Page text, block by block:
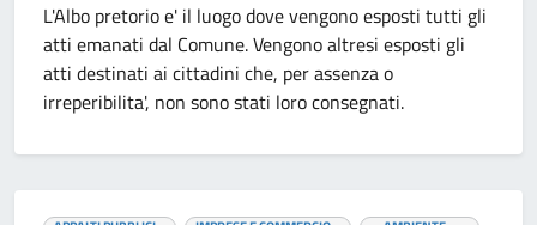
L'Albo pretorio e' il luogo dove vengono esposti tutti gli
atti emanati dal Comune. Vengono altresi esposti gli
atti destinati ai cittadini che, per assenza o
irreperibilita', non sono stati loro consegnati.